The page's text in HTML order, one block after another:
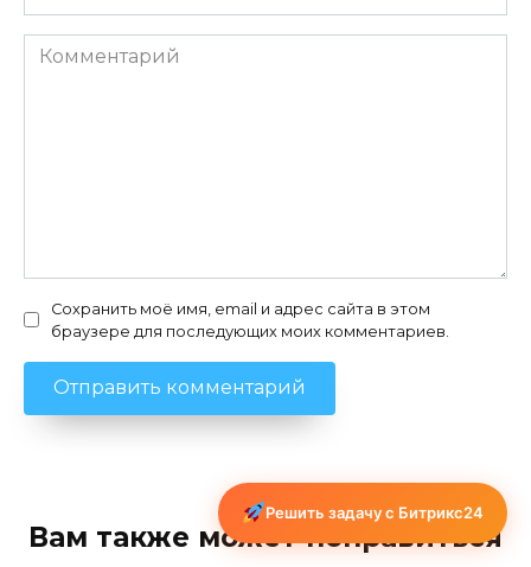
Комментарий
Сохранить моё имя, email и адрес сайта в этом
браузере для последующих моих комментариев.
Вам также может понравиться
Решить задачу с Битрикс24